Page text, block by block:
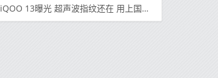
iQOO 13曝光 超声波指纹还在 用上国产2K窄边直屏